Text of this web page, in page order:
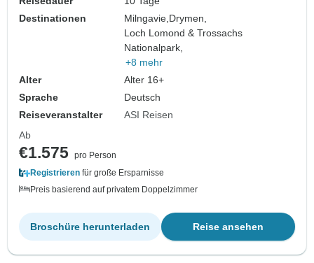
Destinationen
Milngavie,Drymen,
Loch Lomond & Trossachs
Nationalpark,
+8 mehr
Alter
Alter 16+
Sprache
Deutsch
Reiseveranstalter
ASI Reisen
Ab
€1.575 pro Person
Registrieren für große Ersparnisse
Preis basierend auf privatem Doppelzimmer
Reise ansehen
Broschüre herunterladen